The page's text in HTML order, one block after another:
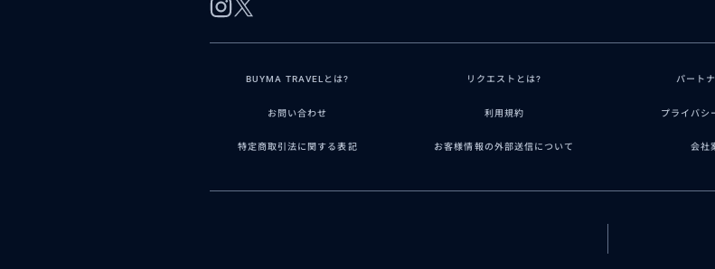
BUYMA TRAVELとは? リクエストとは? パート
お問い合わせ 利用規約 プライバシ
特定商取引法に関する表記 お客様情報の外部送信について 会社